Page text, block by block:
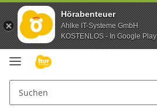
Hörabenteuer
Ahlke IT-Systeme GmbH
KOSTENLOS - In Google Play